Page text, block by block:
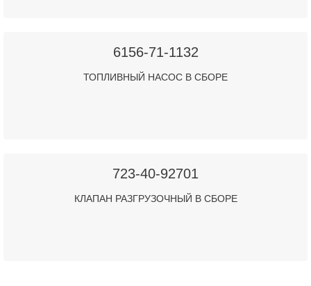
6156-71-1132
ТОПЛИВНЫЙ НАСОС В СБОРЕ
723-40-92701
КЛАПАН РАЗГРУЗОЧНЫЙ В СБОРЕ